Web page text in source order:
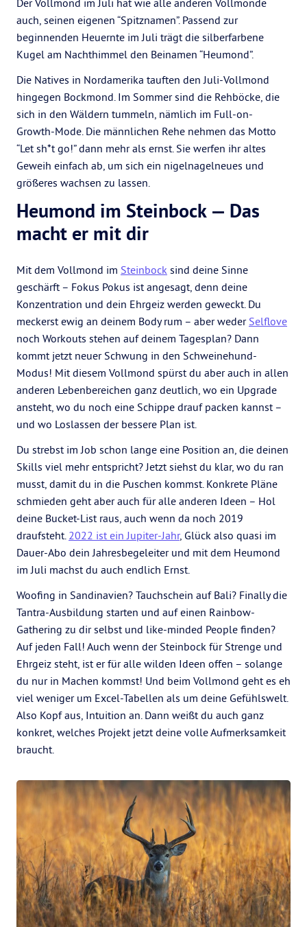
Der Vollmond im Juli hat wie alle anderen Vollmonde
auch, seinen eigenen “Spitznamen”. Passend zur
beginnenden Heuernte im Juli trägt die silberfarbene
Kugel am Nachthimmel den Beinamen “Heumond”.
Die Natives in Nordamerika tauften den Juli-Vollmond
hingegen Bockmond. Im Sommer sind die Rehböcke, die
sich in den Wäldern tummeln, nämlich im Full-on-
Growth-Mode. Die männlichen Rehe nehmen das Motto
“Let sh*t go!” dann mehr als ernst. Sie werfen ihr altes
Geweih einfach ab, um sich ein nigelnagelneues und
größeres wachsen zu lassen.
Heumond im Steinbock — Das
macht er mit dir
Mit dem Vollmond im Steinbock sind deine Sinne
geschärft – Fokus Pokus ist angesagt, denn deine
Konzentration und dein Ehrgeiz werden geweckt. Du
meckerst ewig an deinem Body rum – aber weder Selflove
noch Workouts stehen auf deinem Tagesplan? Dann
kommt jetzt neuer Schwung in den Schweinehund-
Modus! Mit diesem Vollmond spürst du aber auch in allen
anderen Lebenbereichen ganz deutlich, wo ein Upgrade
ansteht, wo du noch eine Schippe drauf packen kannst –
und wo Loslassen der bessere Plan ist.
Du strebst im Job schon lange eine Position an, die deinen
Skills viel mehr entspricht? Jetzt siehst du klar, wo du ran
musst, damit du in die Puschen kommst. Konkrete Pläne
schmieden geht aber auch für alle anderen Ideen – Hol
deine Bucket-List raus, auch wenn da noch 2019
draufsteht. 2022 ist ein Jupiter-Jahr, Glück also quasi im
Dauer-Abo dein Jahresbegeleiter und mit dem Heumond
im Juli machst du auch endlich Ernst.
Woofing in Sandinavien? Tauchschein auf Bali? Finally die
Tantra-Ausbildung starten und auf einen Rainbow-
Gathering zu dir selbst und like-minded People finden?
Auf jeden Fall! Auch wenn der Steinbock für Strenge und
Ehrgeiz steht, ist er für alle wilden Ideen offen – solange
du nur in Machen kommst! Und beim Vollmond geht es eh
viel weniger um Excel-Tabellen als um deine Gefühlswelt.
Also Kopf aus, Intuition an. Dann weißt du auch ganz
konkret, welches Projekt jetzt deine volle Aufmerksamkeit
braucht.